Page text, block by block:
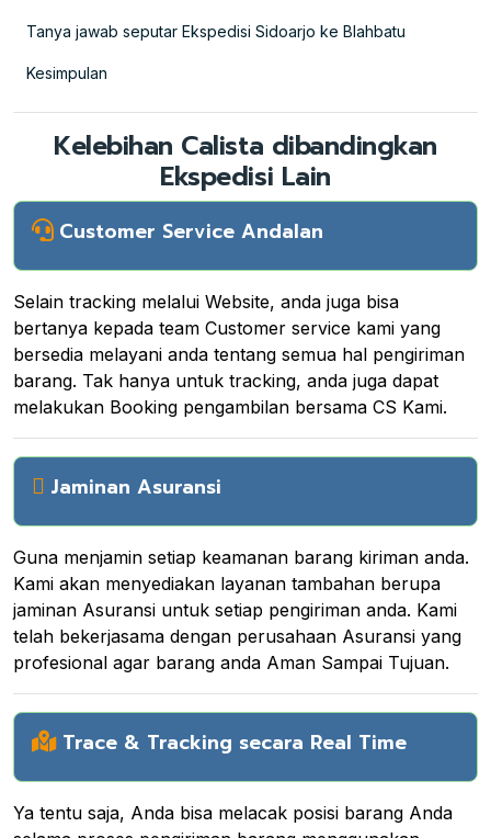
Tanya jawab seputar Ekspedisi Sidoarjo ke Blahbatu
Kesimpulan
Kelebihan Calista dibandingkan
Ekspedisi Lain
Customer Service Andalan
Selain tracking melalui Website, anda juga bisa
bertanya kepada team Customer service kami yang
bersedia melayani anda tentang semua hal pengiriman
barang. Tak hanya untuk tracking, anda juga dapat
melakukan Booking pengambilan bersama CS Kami.
Jaminan Asuransi
Guna menjamin setiap keamanan barang kiriman anda.
Kami akan menyediakan layanan tambahan berupa
jaminan Asuransi untuk setiap pengiriman anda. Kami
telah bekerjasama dengan perusahaan Asuransi yang
profesional agar barang anda Aman Sampai Tujuan.
Trace & Tracking secara Real Time
Ya tentu saja, Anda bisa melacak posisi barang Anda